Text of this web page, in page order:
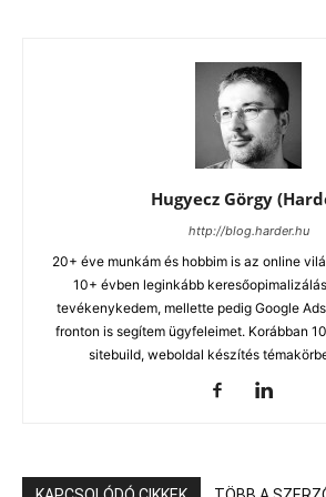
Hugyecz Görgy
http://blog.harder.hu
20+ éve munkám és hobbim is az online
10+ évben leginkább
tevékenykedem, mellette pedig Google
fronton is segítem ügyfeleimet. Korábban
sitebuild, weboldal készítés